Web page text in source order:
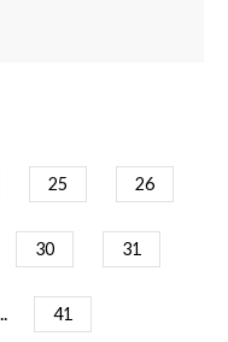
25 26
30 31
41